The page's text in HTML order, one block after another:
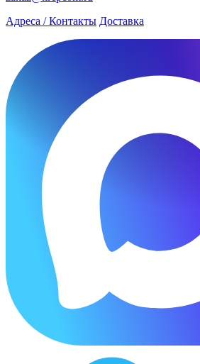
Адреса / Контакты Доставка